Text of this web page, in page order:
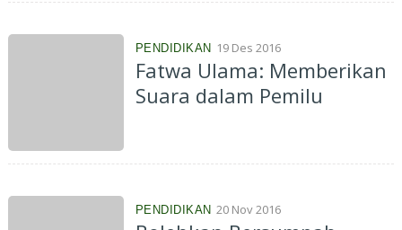
PENDIDIKAN 19 Des 2016
Fatwa Ulama: Memberikan
Suara dalam Pemilu
PENDIDIKAN 20 Nov 2016